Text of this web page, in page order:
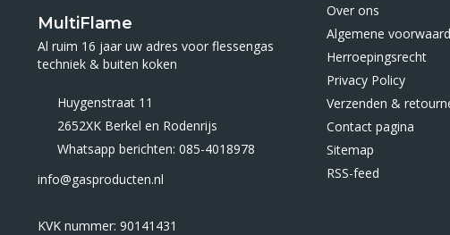
MultiFlame
Al ruim 16 jaar uw adres voor flessengas
techniek & buiten koken
Huygenstraat 11
2652XK Berkel en Rodenrijs
Whatsapp berichten: 085-4018978
info@gasproducten.nl
KVK nummer: 90141431
Over ons
Algemene
Herroepingsrecht
Privacy Policy
Verzenden &
Contact pagina
Sitemap
RSS-feed